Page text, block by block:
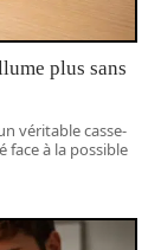
plus sans
véritable casse-
à la possible